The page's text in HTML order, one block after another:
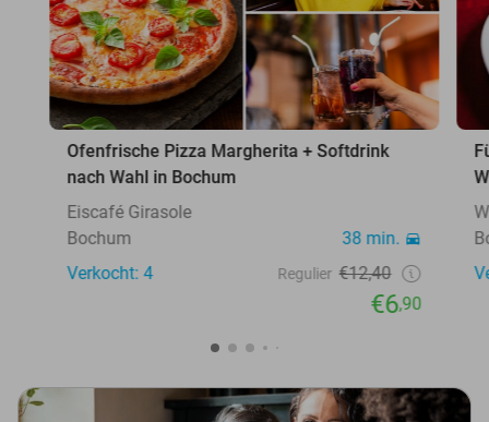
Ofenfrische Pizza Margherita + Softdrink
nach Wahl in Bochum
Eiscafé Girasole
Bochum
38 min.
Verkocht: 4
Regulier €12,40
€6,90